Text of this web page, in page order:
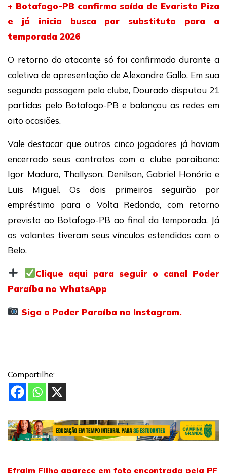
+ Botafogo-PB confirma saída de Evaristo Piza
e já inicia busca por substituto para a
temporada 2026
O retorno do atacante só foi confirmado durante a
coletiva de apresentação de Alexandre Gallo. Em sua
segunda passagem pelo clube, Dourado disputou 21
partidas pelo Botafogo-PB e balançou as redes em
oito ocasiões.
Vale destacar que outros cinco jogadores já haviam
encerrado seus contratos com o clube paraibano:
Igor Maduro, Thallyson, Denilson, Gabriel Honório e
Luis Miguel. Os dois primeiros seguirão por
empréstimo para o Volta Redonda, com retorno
previsto ao Botafogo-PB ao final da temporada. Já
os volantes tiveram seus vínculos estendidos com o
Belo.
Clique aqui para seguir o canal Poder
Paraíba no WhatsApp
Siga o Poder Paraíba no Instagram.
Compartilhe:
Efraim Filho aparece em foto encontrada pela PF